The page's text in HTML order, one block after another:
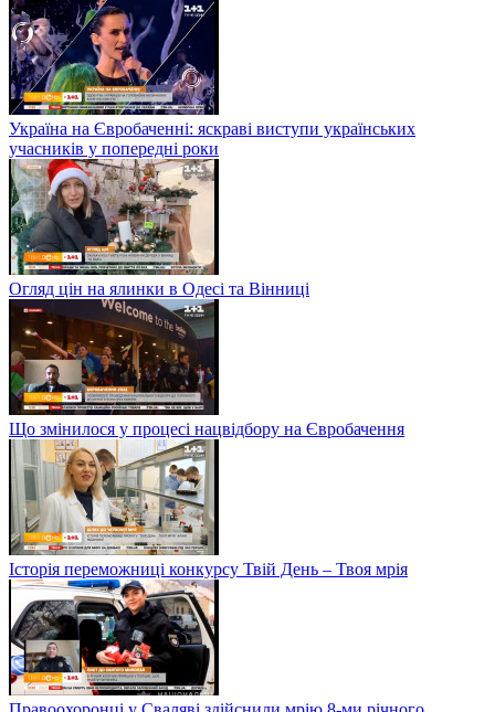
Україна на Євробаченні: яскраві виступи українських
учасників у попередні роки
Огляд цін на ялинки в Одесі та Вінниці
Що змінилося у процесі нацвідбору на Євробачення
Історія переможниці конкурсу Твій День – Твоя мрія